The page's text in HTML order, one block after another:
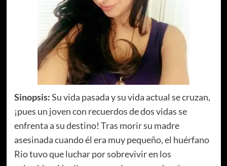
Sinopsis:Su vida pasada y su vida actual se cruzan,
¡pues un joven con recuerdos de dos vidas se
enfrenta a su destino! Tras morir su madre
asesinada cuando él era muy pequeño, el huérfano
Rio tuvo que luchar por sobrevivir en los